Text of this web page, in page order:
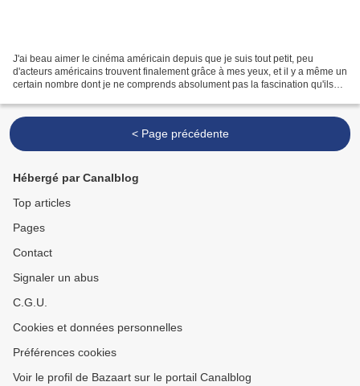
J'ai beau aimer le cinéma américain depuis que je suis tout petit, peu
d'acteurs américains trouvent finalement grâce à mes yeux, et il y a même un
certain nombre dont je ne comprends absolument pas la fascination qu'ils
< Page précédente
Hébergé par Canalblog
Top articles
Pages
Contact
Signaler un abus
C.G.U.
Cookies et données personnelles
Préférences cookies
Voir le profil de Bazaart sur le portail Canalblog